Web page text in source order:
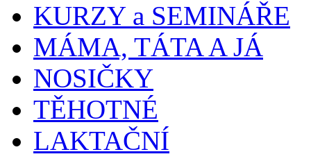
KURZY a SEMINÁŘE
MÁMA, TÁTA A JÁ
NOSIČKY
TĚHOTNÉ
LAKTAČNÍ